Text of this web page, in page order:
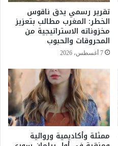
تقرير رسمي يدق ناقوس
الخطر: المغرب مطالب بتعزيز
مخزوناته الاستراتيجية من
المحروقات والحبوب
7 أغسطس، 2026
ممثلة وأكاديمية وروائية